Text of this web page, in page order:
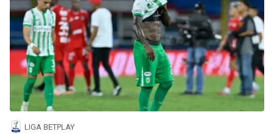
LIGA BETPLAY